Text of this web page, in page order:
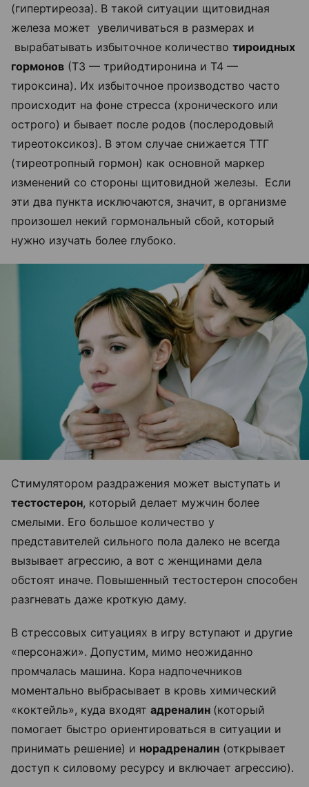
(гипертиреоза). В такой ситуации щитовидная
железа может увеличиваться в размерах и
вырабатывать избыточное количество тироидных
гормонов (Т3 — трийодтиронина и Т4 —
тироксина). Их избыточное производство часто
происходит на фоне стресса (хронического или
острого) и бывает после родов (послеродовый
тиреотоксикоз). В этом случае снижается ТТГ
(тиреотропный гормон) как основной маркер
изменений со стороны щитовидной железы. Если
эти два пункта исключаются, значит, в организме
произошел некий гормональный сбой, который
нужно изучать более глубоко.
Стимулятором раздражения может выступать и
тестостерон, который делает мужчин более
смелыми. Его большое количество у
представителей сильного пола далеко не всегда
вызывает агрессию, а вот с женщинами дела
обстоят иначе. Повышенный тестостерон способен
разгневать даже кроткую даму.
В стрессовых ситуациях в игру вступают и другие
«персонажи». Допустим, мимо неожиданно
промчалась машина. Кора надпочечников
моментально выбрасывает в кровь химический
«коктейль», куда входят адреналин (который
помогает быстро ориентироваться в ситуации и
принимать решение) и норадреналин (открывает
доступ к силовому ресурсу и включает агрессию).